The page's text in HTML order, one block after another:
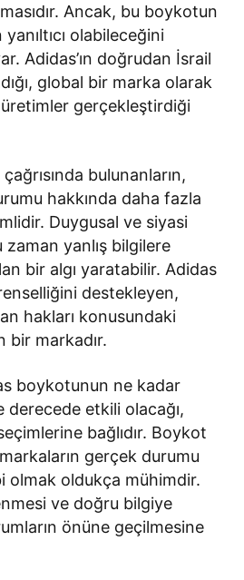
Ancak, bu boykotun
olabileceğini
Adidas’ın doğrudan İsrail
global bir marka olarak
gerçekleştirdiği
bulunanların,
hakkında daha fazla
Duygusal ve siyasi
yanlış bilgilere
bir algı yaratabilir. Adidas
destekleyen,
hakları konusundaki
bir markadır.
boykotunun ne kadar
derecede etkili olacağı,
bağlıdır. Boykot
markaların gerçek durumu
olmak oldukça mühimdir.
ve doğru bilgiye
önüne geçilmesine